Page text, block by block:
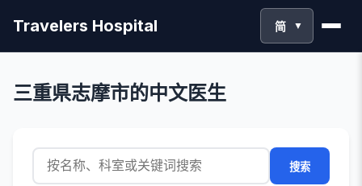
Travelers Hospital 简 ▼
三重県志摩市的中文医生
搜索